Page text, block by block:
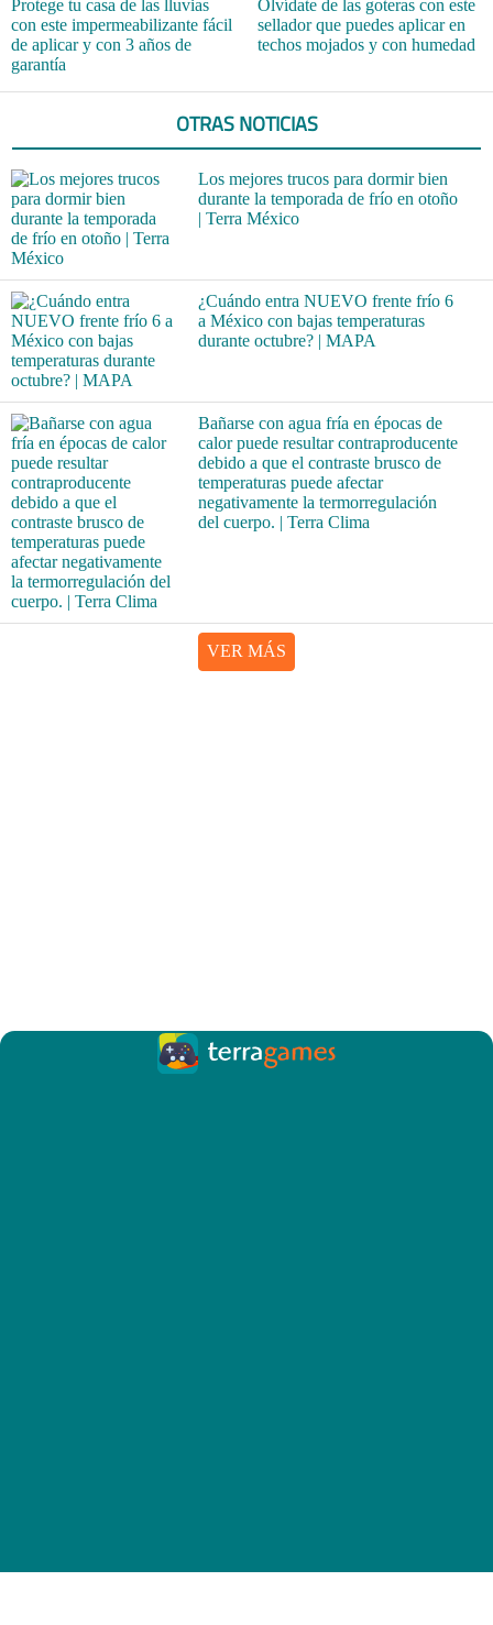
Protege tu casa de las lluvias
con este impermeabilizante fácil
de aplicar y con 3 años de
garantía
Olvídate de las goteras con este
sellador que puedes aplicar en
techos mojados y con humedad
OTRAS NOTICIAS
Los mejores trucos para dormir bien
durante la temporada de frío en otoño
| Terra México
¿Cuándo entra NUEVO frente frío 6
a México con bajas temperaturas
durante octubre? | MAPA
Bañarse con agua fría en épocas de
calor puede resultar contraproducente
debido a que el contraste brusco de
temperaturas puede afectar
negativamente la termorregulación
del cuerpo. | Terra Clima
VER MÁS